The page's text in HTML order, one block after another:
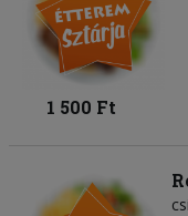
1 500 Ft